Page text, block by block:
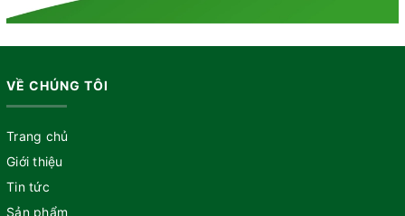
VỀ CHÚNG TÔI
Trang chủ
Giới thiệu
Tin tức
Sản phẩm